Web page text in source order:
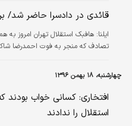
قائدی در دادسرا حاضر شد/
ایلنا: هافبک استقلال تهران امروز به
تصادف که منجر به فوت احمدرضا
چهارشنبه، ۱۸ بهمن ۱۳۹۶
استقلال را ندادند